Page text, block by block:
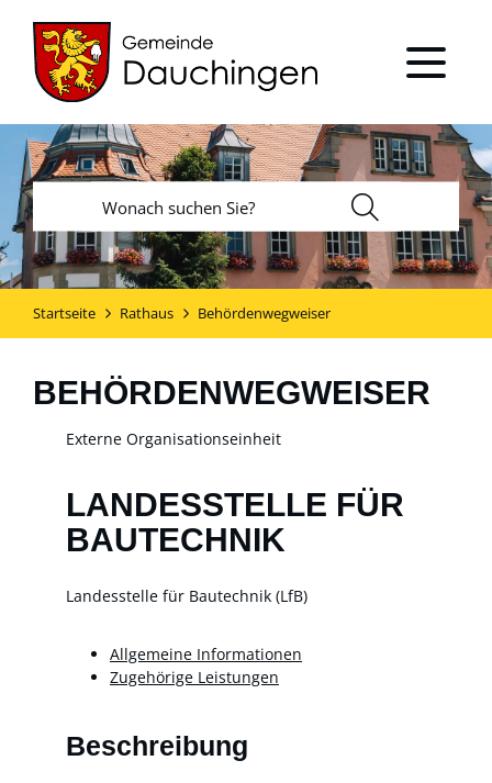
Startseite Rathaus Behördenwegweiser
BEHÖRDENWEGWEISER
Externe Organisationseinheit
LANDESSTELLE FÜR
BAUTECHNIK
Landesstelle für Bautechnik (LfB)
Allgemeine Informationen
Zugehörige Leistungen
Beschreibung